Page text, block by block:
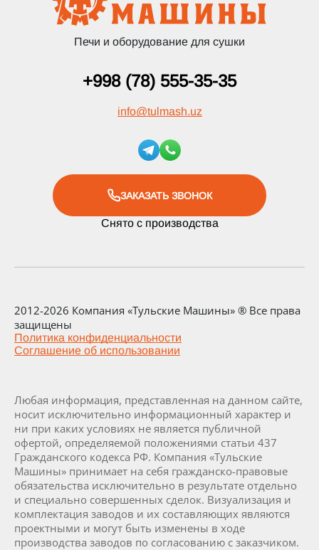
Печи и оборудование для сушки
+998 (78) 555-35-35
info@tulmash.uz
ЗАКАЗАТЬ ЗВОНОК
Снято с производства
2012-2026 Компания «Тульские Машины» ® Все права
защищены
Политика конфиденциальности
Соглашение об использовании
Любая информация, представленная на данном сайте,
носит исключительно информационный характер и
ни при каких условиях не является публичной
офертой, определяемой положениями статьи 437
Гражданского кодекса РФ. Компания «Тульские
Машины» принимает на себя гражданско-правовые
обязательства исключительно в результате отдельно
и специально совершенных сделок. Визуализация и
комплектация заводов и их составляющих являются
проектными и могут быть изменены в ходе
производства заводов по согласованию с заказчиком.